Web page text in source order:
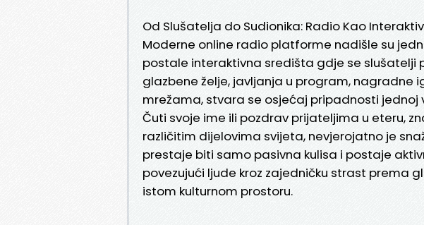
Od Slušatelja do Sudionika: Radio Kao
Moderne online radio platforme nadišle su
postale interaktivna središta gdje se slušatelji
glazbene želje, javljanja u program, nagradne
mrežama, stvara se osjećaj pripadnosti jednoj
Čuti svoje ime ili pozdrav prijateljima u eteru,
različitim dijelovima svijeta, nevjerojatno je
prestaje biti samo pasivna kulisa i postaje
povezujući ljude kroz zajedničku strast prema
istom kulturnom prostoru.